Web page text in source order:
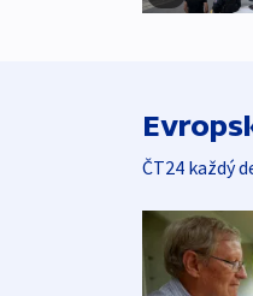
ČT24 každý